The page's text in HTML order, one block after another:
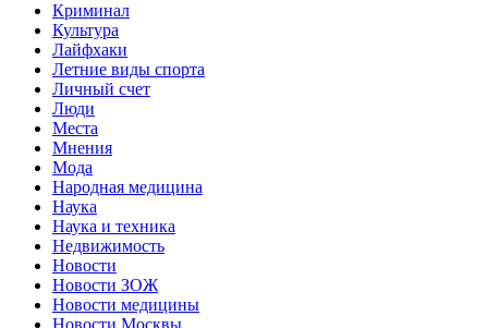
Криминал
Культура
Лайфхаки
Летние виды спорта
Личный счет
Люди
Места
Мнения
Мода
Народная медицина
Наука
Наука и техника
Недвижимость
Новости
Новости ЗОЖ
Новости медицины
Новости Москвы